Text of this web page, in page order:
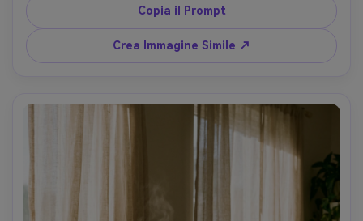
qualità catalogo e-commerce, Canon EOS R5, 50mm, f/11,
alta risoluzione, fotorealistico --ar 4:5
Copia il Prompt
Crea Immagine Simile ↗